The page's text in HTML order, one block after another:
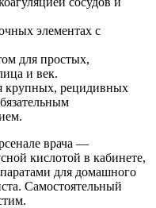
элементах с
для простых,
и век.
крупных, рецидивных
врача —
кислотой в кабинете,
для домашного
Самостоятельный